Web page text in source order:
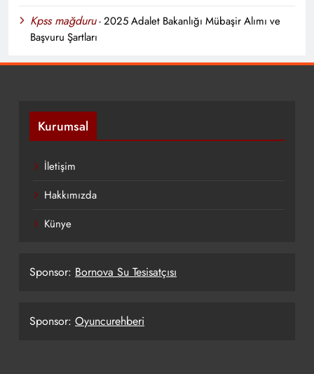
Kpss mağduru-2025 Adalet Bakanlığı Mübaşir Alımı ve
Başvuru Şartları
Kurumsal
İletişim
Hakkımızda
Künye
Sponsor: Bornova Su Tesisatçısı
Sponsor: Oyuncurehberi